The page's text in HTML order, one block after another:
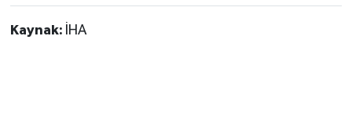
Kaynak: İHA
SİYASET